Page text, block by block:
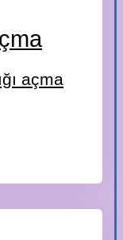
açma